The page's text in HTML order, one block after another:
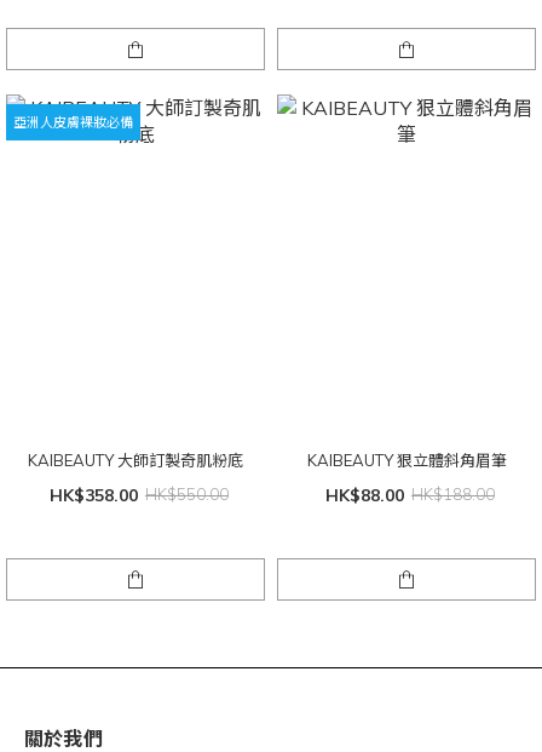
亞洲人皮膚裸妝必備
KAIBEAUTY 大師訂製奇肌粉底
HK$358.00 HK$550.00
KAIBEAUTY 狠立體斜角眉筆
HK$88.00 HK$188.00
關於我們